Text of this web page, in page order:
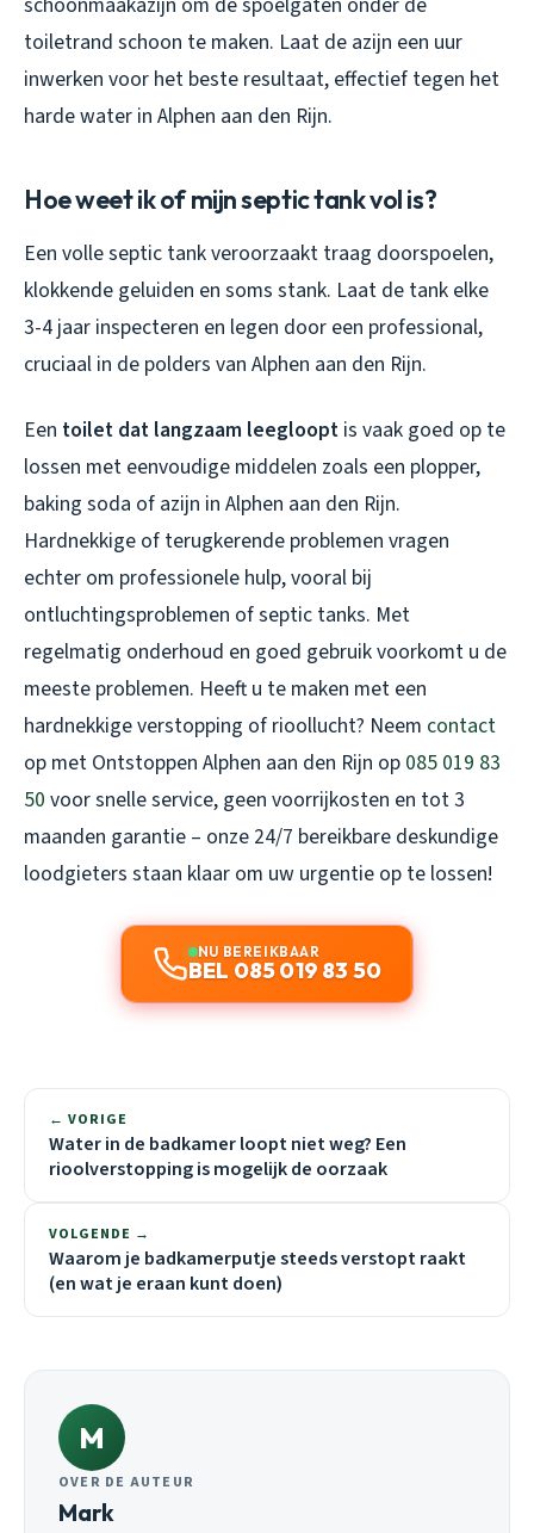
toiletrand schoon te maken. Laat de azijn een uur
inwerken voor het beste resultaat, effectief tegen het
harde water in Alphen aan den Rijn.
Hoe weet ik of mijn septic tank vol is?
Een volle septic tank veroorzaakt traag doorspoelen,
klokkende geluiden en soms stank. Laat de tank elke
3-4 jaar inspecteren en legen door een professional,
cruciaal in de polders van Alphen aan den Rijn.
Een toilet dat langzaam leegloopt is vaak goed op te
lossen met eenvoudige middelen zoals een plopper,
baking soda of azijn in Alphen aan den Rijn.
Hardnekkige of terugkerende problemen vragen
echter om professionele hulp, vooral bij
ontluchtingsproblemen of septic tanks. Met
regelmatig onderhoud en goed gebruik voorkomt u de
meeste problemen. Heeft u te maken met een
hardnekkige verstopping of rioollucht? Neem contact
op met Ontstoppen Alphen aan den Rijn op 085 019 83
50 voor snelle service, geen voorrijkosten en tot 3
maanden garantie – onze 24/7 bereikbare deskundige
loodgieters staan klaar om uw urgentie op te lossen!
NU BEREIKBAAR
BEL 085 019 83 50
← VORIGE
Water in de badkamer loopt niet weg? Een
rioolverstopping is mogelijk de oorzaak
VOLGENDE →
Waarom je badkamerputje steeds verstopt raakt
(en wat je eraan kunt doen)
M
OVER DE AUTEUR
Mark